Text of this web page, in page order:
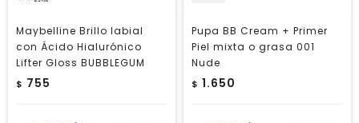
Maybelline Brillo labial
con Ácido Hialurónico
Lifter Gloss BUBBLEGUM
$ 755
Pupa BB Cream + Primer
Piel mixta o grasa 001
Nude
$ 1.650